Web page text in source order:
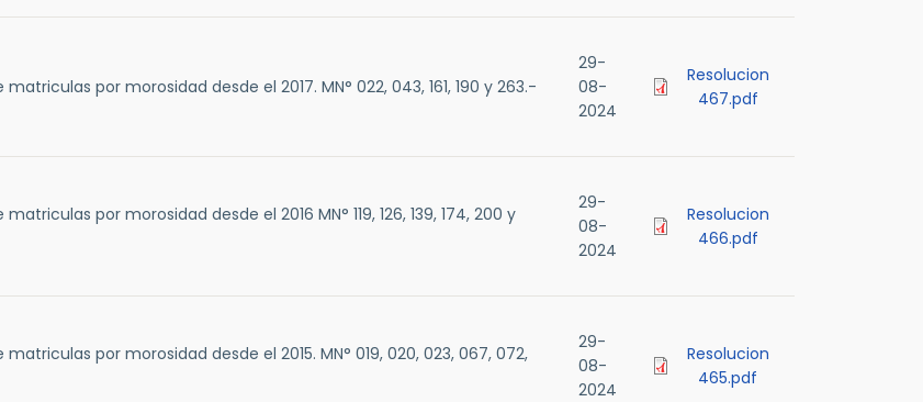
por morosidad desde el 2017. MN° 022, 043, 161, 190 y 263.-
29-
08-
2024
Resolucion
467.pdf
por morosidad desde el 2016 MN° 119, 126, 139, 174, 200 y
29-
08-
2024
Resolucion
466.pdf
por morosidad desde el 2015. MN° 019, 020, 023, 067, 072,
29-
08-
2024
Resolucion
465.pdf